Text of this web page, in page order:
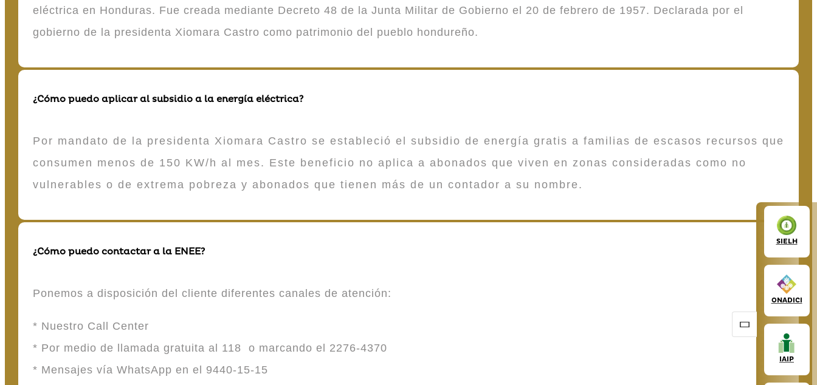
SIELH
ONADICI
IAIP
eléctrica en Honduras. Fue creada mediante Decreto 48 de la Junta Militar de Gobierno el 20 de febrero de 1957. Declarada por el
gobierno de la presidenta Xiomara Castro como patrimonio del pueblo hondureño.
¿Cómo puedo aplicar al subsidio a la energía eléctrica?
Por mandato de la presidenta Xiomara Castro se estableció el subsidio de energía gratis a familias de escasos recursos que
consumen menos de 150 KW/h al mes. Este beneficio no aplica a abonados que viven en zonas consideradas como no
vulnerables o de extrema pobreza y abonados que tienen más de un contador a su nombre.
¿Cómo puedo contactar a la ENEE?
Ponemos a disposición del cliente diferentes canales de atención:
* Nuestro Call Center
* Por medio de llamada gratuita al 118 o marcando el 2276-4370
* Mensajes vía WhatsApp en el 9440-15-15